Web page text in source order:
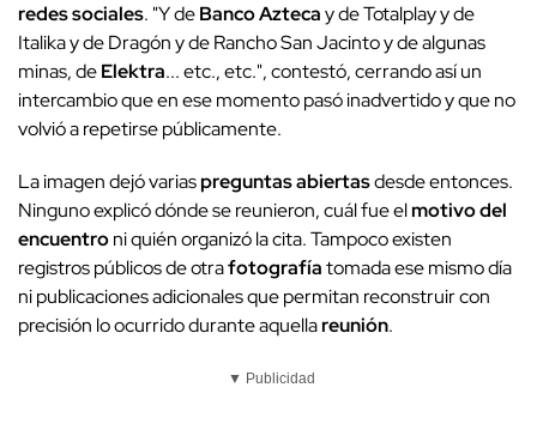
redes sociales. "Y deBanco Aztecay de Totalplay y de
Italika y de Dragón y de Rancho San Jacinto y de algunas
minas, deElektra... etc., etc.", contestó, cerrando así un
intercambio que en ese momento pasó inadvertido y que no
volvió a repetirse públicamente.
La imagen dejó variaspreguntas abiertasdesde entonces.
Ninguno explicó dónde se reunieron, cuál fue elmotivo del
encuentroni quién organizó la cita. Tampoco existen
registros públicos de otrafotografíatomada ese mismo día
ni publicaciones adicionales que permitan reconstruir con
precisión lo ocurrido durante aquellareunión.
▼ Publicidad